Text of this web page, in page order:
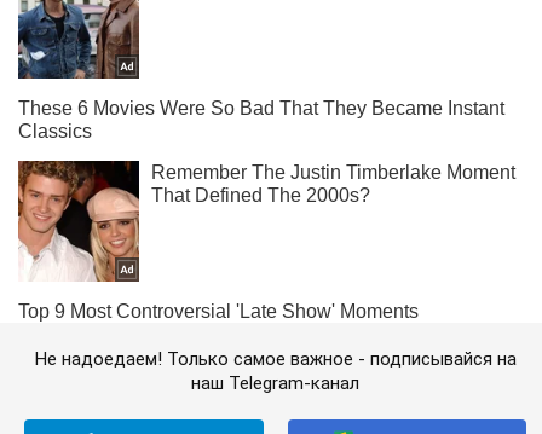
Не надоедаем! Только самое важное - подписывайся на
наш Telegram-канал